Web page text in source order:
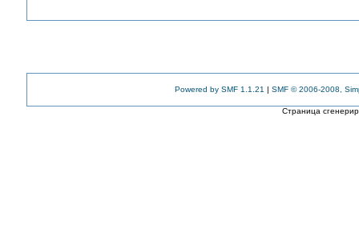
Powered by SMF 1.1.21 | SMF © 2006-2008,
Страница